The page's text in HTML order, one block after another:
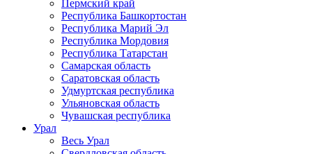
Пермский край
Республика Башкортостан
Республика Марий Эл
Республика Мордовия
Республика Татарстан
Самарская область
Саратовская область
Удмуртская республика
Ульяновская область
Чувашская республика
Урал
Весь Урал